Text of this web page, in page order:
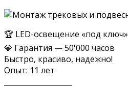
🏆 LED-освещение «под ключ»
💎 Гарантия — 50'000 часов
Быстро, красиво, надежно!
Опыт: 11 лет